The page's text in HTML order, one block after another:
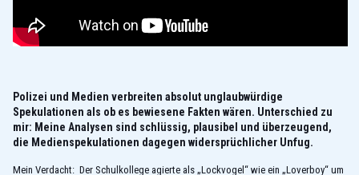
Polizei und Medien verbreiten absolut unglaubwürdige
Spekulationen als ob es bewiesene Fakten wären. Unterschied zu
mir: Meine Analysen sind schlüssig, plausibel und überzeugend,
die Medienspekulationen dagegen widersprüchlicher Unfug.
Mein Verdacht: Der Schulkollege agierte als „Lockvogel“ wie ein „Loverboy“ um